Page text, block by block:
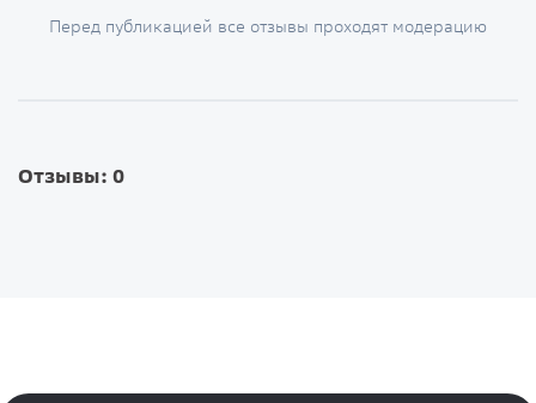
Перед публикацией все отзывы проходят модерацию
Отзывы: 0